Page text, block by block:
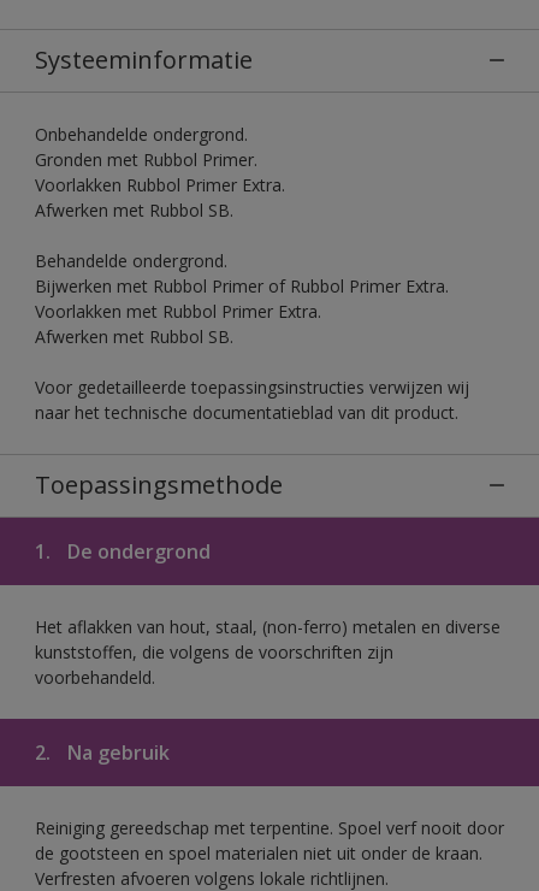
Systeeminformatie
Onbehandelde ondergrond.
Gronden met Rubbol Primer.
Voorlakken Rubbol Primer Extra.
Afwerken met Rubbol SB.
Behandelde ondergrond.
Bijwerken met Rubbol Primer of Rubbol Primer Extra.
Voorlakken met Rubbol Primer Extra.
Afwerken met Rubbol SB.
Voor gedetailleerde toepassingsinstructies verwijzen wij
naar het technische documentatieblad van dit product.
Toepassingsmethode
1. De ondergrond
Het aflakken van hout, staal, (non-ferro) metalen en diverse
kunststoffen, die volgens de voorschriften zijn
voorbehandeld.
2. Na gebruik
Reiniging gereedschap met terpentine. Spoel verf nooit door
de gootsteen en spoel materialen niet uit onder de kraan.
Verfresten afvoeren volgens lokale richtlijnen.